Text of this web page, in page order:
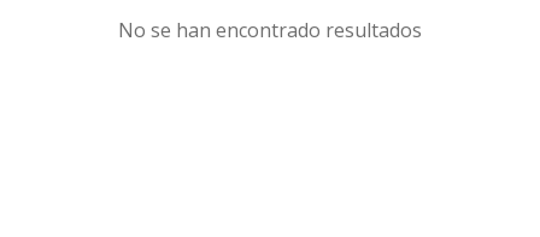
No se han encontrado resultados